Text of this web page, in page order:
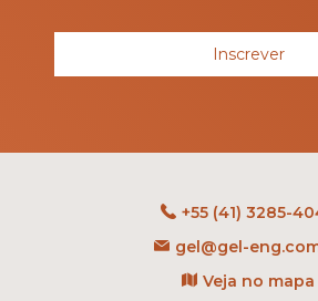
Inscrever
+55 (41) 3285-
gel@gel-
Veja no mapa